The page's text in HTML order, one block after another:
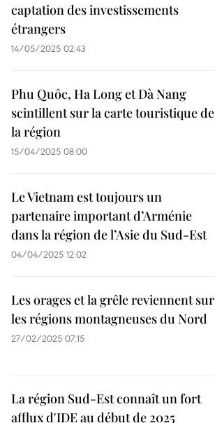
captation des investissements
étrangers
14/05/2025 02:43
Phu Quôc, Ha Long et Dà Nang
scintillent sur la carte touristique de
la région
15/04/2025 08:00
Le Vietnam est toujours un
partenaire important d’Arménie
dans la région de l’Asie du Sud-Est
04/04/2025 12:02
Les orages et la grêle reviennent sur
les régions montagneuses du Nord
27/02/2025 07:15
La région Sud-Est connaît un fort
afflux d'IDE au début de 2025